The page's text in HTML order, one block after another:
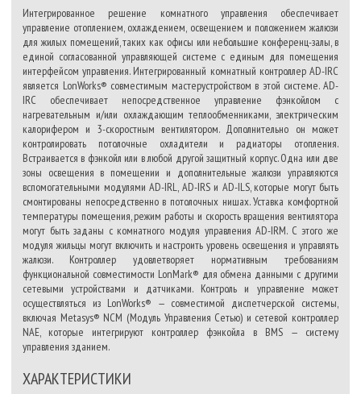
Интегрированное решение комнатного управления обеспечивает
управление отоплением, охлаждением, освещением и положением жалюзи
для жилых помещений, таких как офисы или небольшие конференц-залы, в
единой согласованной управляющей системе с единым для помещения
интерфейсом управления. Интегрированный комнатный контроллер AD-IRC
является LonWorks® совместимым мастерустройством в этой системе. AD-
IRC обеспечивает непосредственное управление фэнкойлом с
нагревательным и/или охлаждающим теплообменниками, электрическим
калорифером и 3-скоростным вентилятором. Дополнительно он может
контролировать потолочные охладители и радиаторы отопления.
Встраивается в фэнкойл или в любой другой защитный корпус. Одна или две
зоны освещения в помещении и дополнительные жалюзи управляются
вспомогательными модулями AD-IRL, AD-IRS и AD-ILS, которые могут быть
смонтированы непосредственно в потолочных нишах. Уставка комфортной
температуры помещения, режим работы и скорость вращения вентилятора
могут быть заданы с комнатного модуля управления AD-IRМ. С этого же
модуля жильцы могут включить и настроить уровень освещения и управлять
жалюзи. Контроллер удовлетворяет нормативным требованиям
функциональной совместимости LonMark® для обмена данными с другими
сетевыми устройствами и датчиками. Контроль и управление может
осуществляться из LonWorks® — совместимой диспетчерской системы,
включая Metasys® NCM (Модуль Управления Сетью) и сетевой контроллер
NAE, которые интегрируют контроллер фэнкойла в BMS — систему
управления зданием.
ХАРАКТЕРИСТИКИ